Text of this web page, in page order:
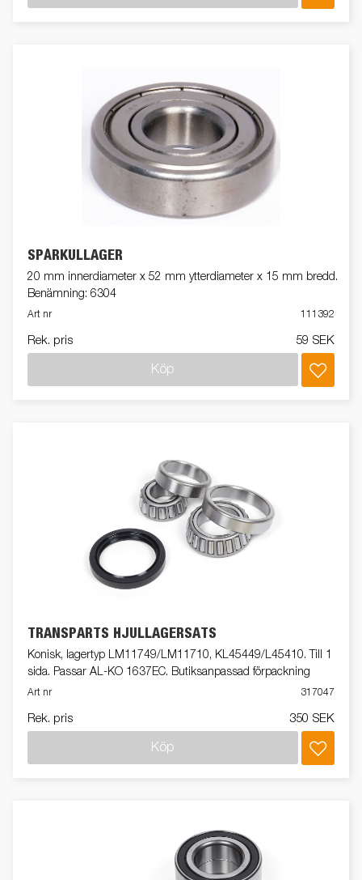
SPÅRKULLAGER
20 mm innerdiameter x 52 mm ytterdiameter x 15 mm bredd.
Benämning: 6304
Art nr 111392
Rek. pris 59 SEK
Köp
TRANSPARTS HJULLAGERSATS
Konisk, lagertyp LM11749/LM11710, KL45449/L45410. Till 1
sida. Passar AL-KO 1637EC. Butiksanpassad förpackning
Art nr 317047
Rek. pris 350 SEK
Köp